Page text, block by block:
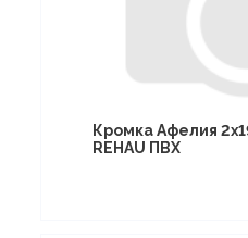
Кромка Афелия
REHAU ПВХ